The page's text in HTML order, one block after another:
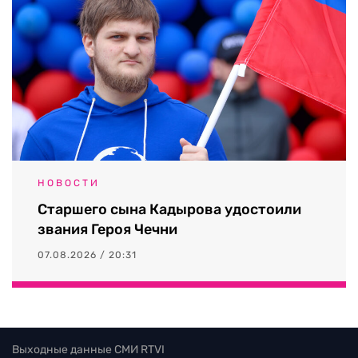
НОВОСТИ
Старшего сына Кадырова удостоили
звания Героя Чечни
07.08.2026 / 20:31
Выходные данные СМИ RTVI